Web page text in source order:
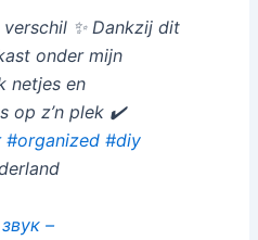
✨ Dankzij dit
onder mijn
netjes en
op z’n plek ✔️
#organized #diy
–